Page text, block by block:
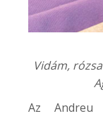
Vidám,
Az Andreu